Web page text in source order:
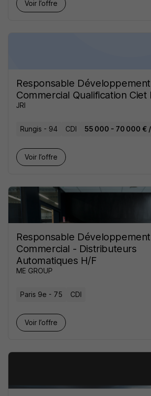
Voir l’offre
Responsable Développement
Commercial Qualification Ciet
JRI
Rungis - 94 CDI 55 000 - 70 000 €
Voir l’offre
Responsable Développement
Commercial - Distributeurs
Automatiques H/F
ME GROUP
Paris 9e - 75 CDI
Voir l’offre